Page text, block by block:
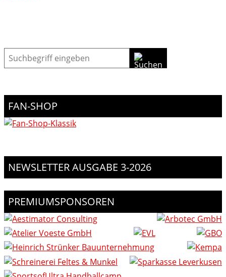
Suche
FAN-SHOP
NEWSLETTER AUSGABE 3-2026
PREMIUMSPONSOREN